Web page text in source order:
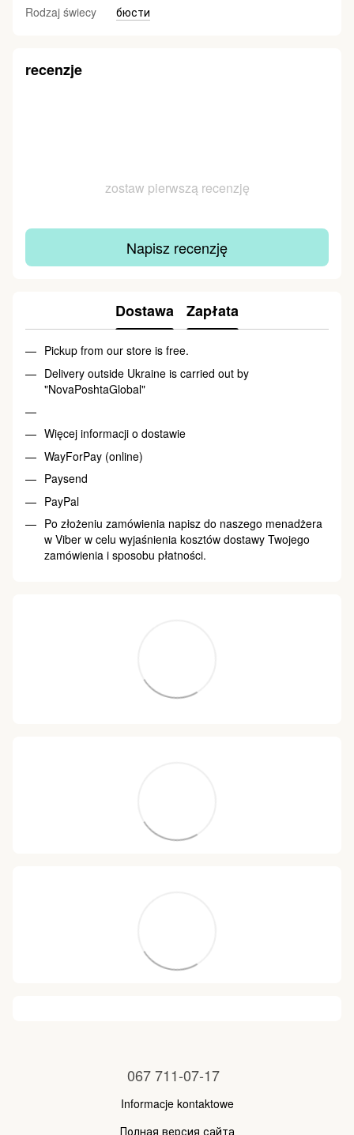
Rodzaj świecy
бюсти
recenzje
zostaw pierwszą recenzję
Napisz recenzję
Dostawa Zapłata
Pickup from our store is free.
Delivery outside Ukraine is carried out by
"NovaPoshtaGlobal"
Więcej informacji o dostawie
WayForPay (online)
Paysend
PayPal
Po złożeniu zamówienia napisz do naszego menadżera
w Viber w celu wyjaśnienia kosztów dostawy Twojego
zamówienia i sposobu płatności.
067 711-07-17
Informacje kontaktowe
Полная версия сайта